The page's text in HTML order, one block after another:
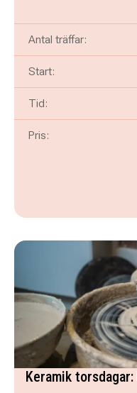
Antal träffar:
Start:
Tid:
Pris:
Keramik